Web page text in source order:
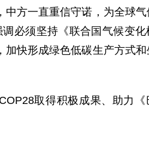
方一直重信守诺，为全球气
必须坚持《联合国气候变化
快形成绿色低碳生产方式
取得积极成果、助力《